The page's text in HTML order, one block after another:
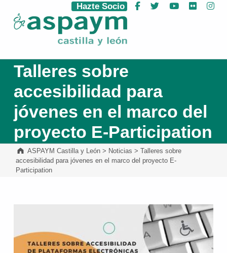
ASPAYM Castilla y León
Hazte Socio Facebook
Twitter YouTube
Flickr
Talleres sobre
accesibilidad para
jóvenes en el marco del
proyecto E-Participation
ASPAYM Castilla y León> Noticias > Talleres sobre
accesibilidad para jóvenes en el marco del proyecto E-
Participation